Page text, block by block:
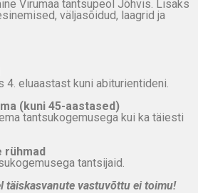
Virumaa tantsupeol Jõhvis. Lisaks
väljasõidud, laagrid ja
4. eluaastast kuni abiturientideni.
(kuni 45-aastased)
tantsukogemusega kui ka täiesti
rühmad
tantsijaid.
täiskasvanute vastuvõttu ei toimu!